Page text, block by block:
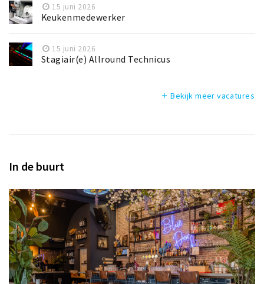
15 juni 2026
Keukenmedewerker
15 juni 2026
Stagiair(e) Allround Technicus
add Bekijk meer vacatures
In de buurt